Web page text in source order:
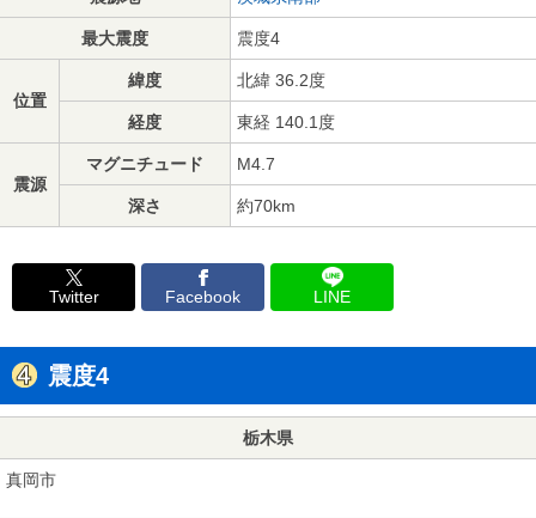
最大震度 震度4
位置
緯度 北緯 36.2度
経度 東経 140.1度
震源
マグニチュード M4.7
深さ 約70km
Twitter Facebook LINE
震度4
栃木県
真岡市